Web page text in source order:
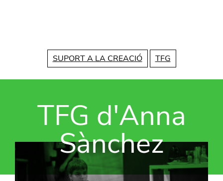
SUPORT A LA CREACIÓ TFG
TFG d'Anna
Sànchez